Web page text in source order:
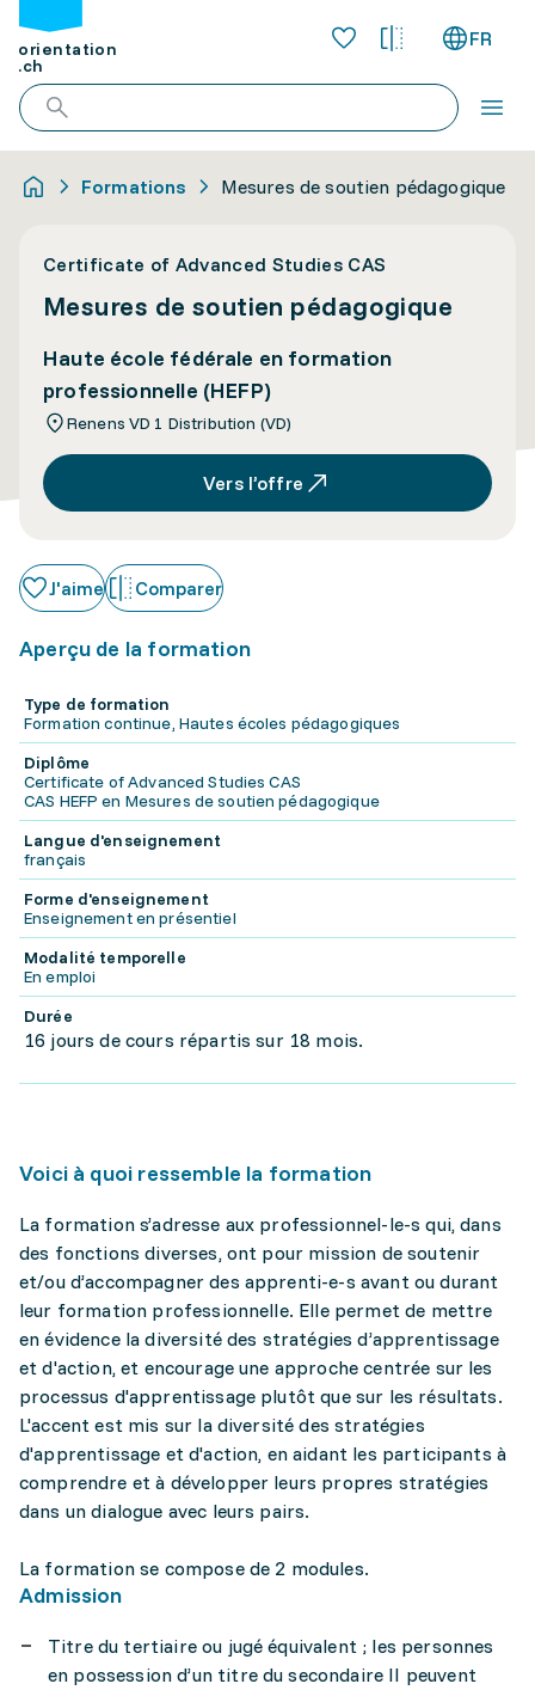
orientation
.ch
FR
Formations Mesures de soutien pédagogique
Certificate of Advanced Studies CAS
Mesures de soutien pédagogique
Haute école fédérale en formation
professionnelle (HEFP)
Renens VD 1 Distribution (VD)
Vers l’offre
J'aime Comparer
Aperçu de la formation
Type de formation
Formation continue, Hautes écoles pédagogiques
Diplôme
Certificate of Advanced Studies CAS
CAS HEFP en Mesures de soutien pédagogique
Langue d'enseignement
français
Forme d'enseignement
Enseignement en présentiel
Modalité temporelle
En emploi
Durée
16 jours de cours répartis sur 18 mois.
Voici à quoi ressemble la formation
La formation s’adresse aux professionnel-le-s qui, dans
des fonctions diverses, ont pour mission de soutenir
et/ou d’accompagner des apprenti-e-s avant ou durant
leur formation professionnelle. Elle permet de mettre
en évidence la diversité des stratégies d’apprentissage
et d'action, et encourage une approche centrée sur les
processus d'apprentissage plutôt que sur les résultats.
L'accent est mis sur la diversité des stratégies
d'apprentissage et d'action, en aidant les participants à
comprendre et à développer leurs propres stratégies
dans un dialogue avec leurs pairs.
La formation se compose de 2 modules.
Admission
Titre du tertiaire ou jugé équivalent ; les personnes
en possession d’un titre du secondaire II peuvent